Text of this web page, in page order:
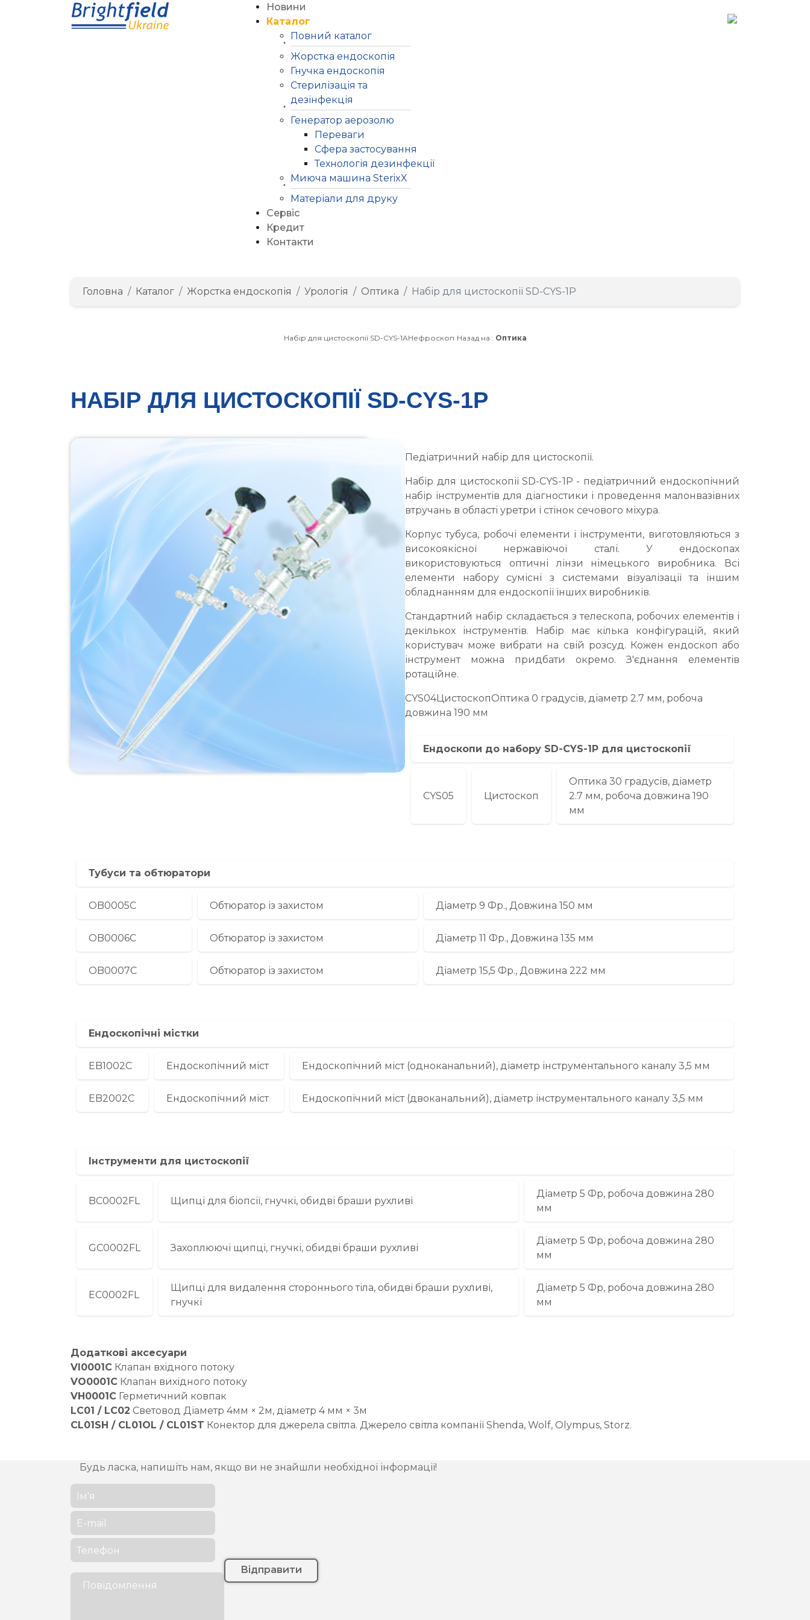
Новини
Каталог
Повний каталог
Жорстка ендоскопія
Гнучка ендоскопія
Стерилізація та
дезінфекція
Генератор аерозолю
Переваги
Сфера застосування
Технологія дезинфекції
Миюча машина SterixX
Матеріали для друку
Сервіс
Кредит
Контакти
Головна Каталог Жорстка ендоскопія Урологія Оптика Набір для цистоскопії SD-CYS-1P
Набір для цистоскопії SD-CYS-1AНефроскоп Назад на : Оптика
НАБІР ДЛЯ ЦИСТОСКОПІЇ SD-CYS-1P
Педіатричний набір для цистоскопії.
Набір для цистоскопії SD-CYS-1P - педіатричний ендоскопічний
набір інструментів для діагностики і проведення малонвазівних
втручань в області уретри і стінок сечового міхура.
Корпус тубуса, робочі елементи і інструменти, виготовляються з
високоякісної нержавіючої сталі. У ендоскопах
використовуються оптичні лінзи німецького виробника. Всі
елементи набору сумісні з системами візуалізації та іншим
обладнанням для ендоскопії інших виробників.
Стандартний набір складається з телескопа, робочих елементів і
декількох інструментів. Набір має кілька конфігурацій, який
користувач може вибрати на свій розсуд. Кожен ендоскоп або
інструмент можна придбати окремо. З'єднання елементів
ротаційне.
CYS04ЦистоскопОптика 0 градусів, діаметр 2.7 мм, робоча
довжина 190 мм
Ендоскопи до набору SD-CYS-1P для цистоскопії
CYS05 Цистоскоп
Оптика 30 градусів, діаметр
2.7 мм, робоча довжина 190
мм
Тубуси та обтюратори
OB0005С Обтюратор із захистом Діаметр 9 Фр., Довжина 150 мм
OB0006С Обтюратор із захистом Діаметр 11 Фр., Довжина 135 мм
OB0007С Обтюратор із захистом Діаметр 15,5 Фр., Довжина 222 мм
Ендоскопічні містки
EB1002С Ендоскопічний міст Ендоскопічний міст (одноканальний), діаметр інструментального каналу 3,5 мм
EB2002С Ендоскопічний міст Ендоскопічний міст (двоканальний), діаметр інструментального каналу 3,5 мм
Інструменти для цистоскопії
BС0002FL Щипці для біопсії, гнучкі, обидві браши рухливі
Діаметр 5 Фр, робоча довжина 280
мм
GС0002FL Захоплюючі щипці, гнучкі, обидві браши рухливі
Діаметр 5 Фр, робоча довжина 280
мм
EС0002FL
Щипці для видалення стороннього тіла, обидві браши рухливі,
гнучкі
Діаметр 5 Фр, робоча довжина 280
мм
Додаткові аксесуари
VI0001C Клапан вхідного потоку
VO0001C Клапан вихідного потоку
VH0001C Герметичний ковпак
LC01 / LC02 Световод Діаметр 4мм × 2м, діаметр 4 мм × 3м
CL01SH / CL01OL / CL01ST Конектор для джерела світла. Джерело світла компанії Shenda, Wolf, Olympus, Storz.
Будь ласка, напишіть нам, якщо ви не знайшли необхідної інформації!
Відправити